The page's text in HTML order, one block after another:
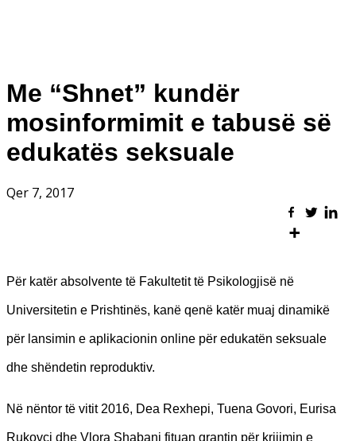
Me “Shnet” kundër
mosinformimit e tabusë së
edukatës seksuale
Qer 7, 2017
Për katër absolvente të Fakultetit të Psikologjisë në
Universitetin e Prishtinës, kanë qenë katër muaj dinamikë
për lansimin e aplikacionin online për edukatën seksuale
dhe shëndetin reproduktiv.
Në nëntor të vitit 2016, Dea Rexhepi, Tuena Govori, Eurisa
Rukovci dhe Vlora Shabani fituan grantin për krijimin e